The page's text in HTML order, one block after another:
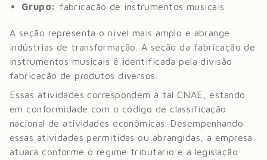
Grupo: fabricação de instrumentos musicais
A seção representa o nível mais amplo e abrange
indústrias de transformação
. A seção da fabricação de
instrumentos musicais é identificada pela divisão
fabricação de produtos diversos
Essas atividades correspondem à tal CNAE, estando
em conformidade com o código de classificação
nacional de atividades econômicas. Desempenhando
essas atividades permitidas ou abrangidas, a empresa
atuará conforme o regime tributário e a legislação